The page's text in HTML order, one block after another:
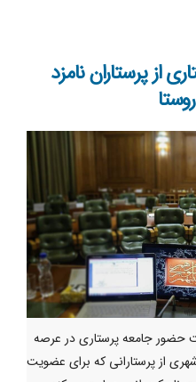
از پرستاران نامزد
حضور جامعه پرستاری در عرصه
از پرستارانی که برای عضویت